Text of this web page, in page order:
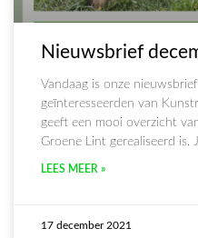
Nieuwsbrief
Vandaag is onze
geïnteresseerden van
geeft een mooi overzicht
Groene Lint gerealiseerd is.
LEES MEER »
17 december 2021